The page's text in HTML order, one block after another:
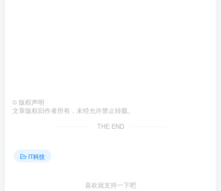
© 版权声明
文章版权归作者所有，未经允许禁止转载。
THE END
IT科技
喜欢就支持一下吧